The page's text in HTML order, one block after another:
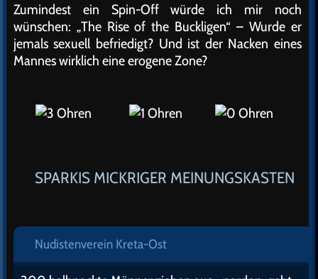
Zumindest ein Spin-Off würde ich mir noch
wünschen: „The Rise of the Buckligen“ – Wurde er
jemals sexuell befriedigt? Und ist der Nacken eines
Mannes wirklich eine erogene Zone?
SPARKIS MICKRIGER MEINUNGSKASTEN
Nudistenverein Kreta-Ost